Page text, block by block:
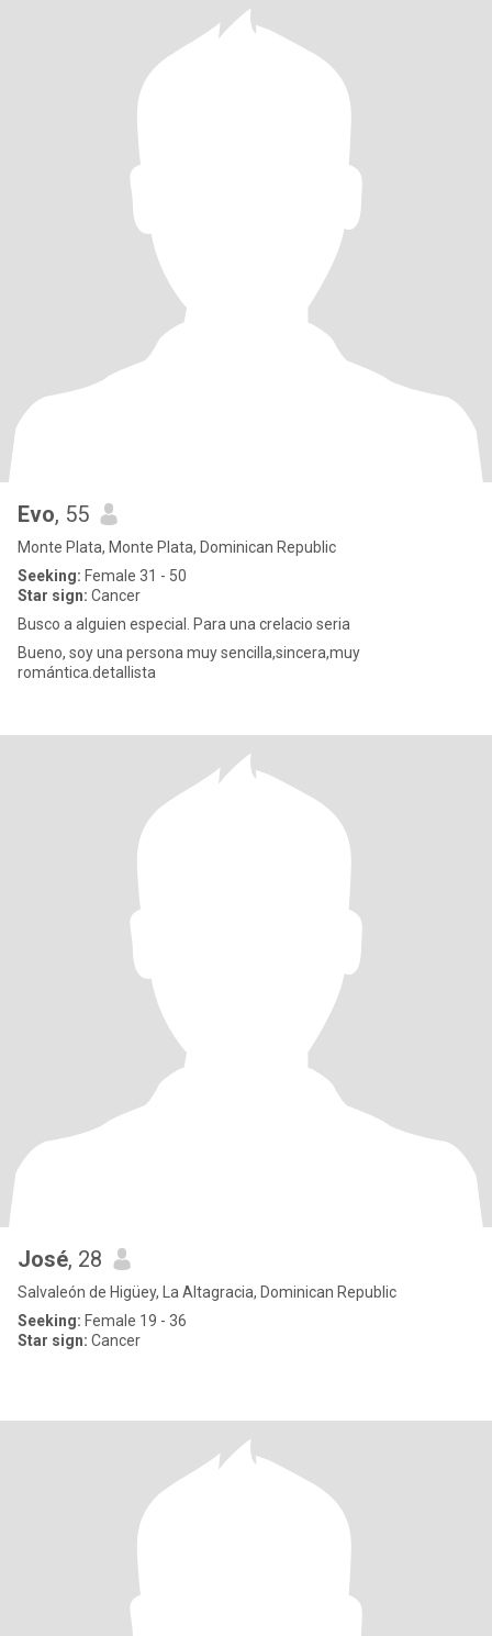
Evo, 55
Monte Plata, Monte Plata, Dominican Republic
Seeking: Female 31 - 50
Star sign: Cancer
Busco a alguien especial. Para una crelacio seria
Bueno, soy una persona muy sencilla,sincera,muy
romántica.detallista
José, 28
Salvaleón de Higüey, La Altagracia, Dominican Republic
Seeking: Female 19 - 36
Star sign: Cancer